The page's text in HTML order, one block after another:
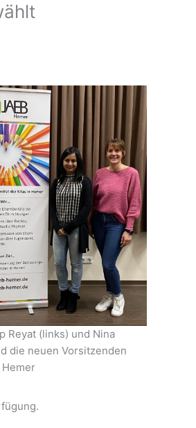
Reyat (links) und Nina
die neuen Vorsitzenden
Hemer